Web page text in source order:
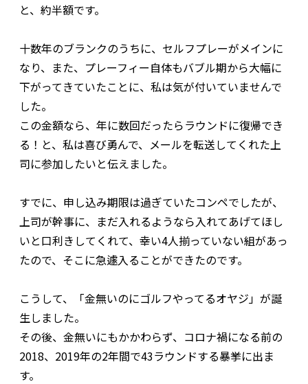
と、約半額です。
十数年のブランクのうちに、セルフプレーがメインに
なり、また、プレーフィー自体もバブル期から大幅に
下がってきていたことに、私は気が付いていませんで
した。
この金額なら、年に数回だったらラウンドに復帰でき
る！と、私は喜び勇んで、メールを転送してくれた上
司に参加したいと伝えました。
すでに、申し込み期限は過ぎていたコンペでしたが、
上司が幹事に、まだ入れるようなら入れてあげてほし
いと口利きしてくれて、幸い4人揃っていない組があっ
たので、そこに急遽入ることができたのです。
こうして、「金無いのにゴルフやってるオヤジ」が誕
生しました。
その後、金無いにもかかわらず、コロナ禍になる前の
2018、2019年の2年間で43ラウンドする暴挙に出ま
す。